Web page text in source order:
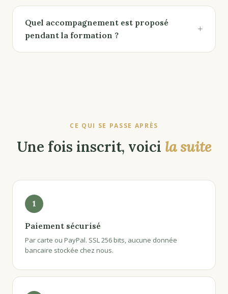
Quel accompagnement est proposé
pendant la formation ?
+
CE QUI SE PASSE APRÈS
Une fois inscrit, voici la suite
1
Paiement sécurisé
Par carte ou PayPal. SSL 256 bits, aucune donnée
bancaire stockée chez nous.